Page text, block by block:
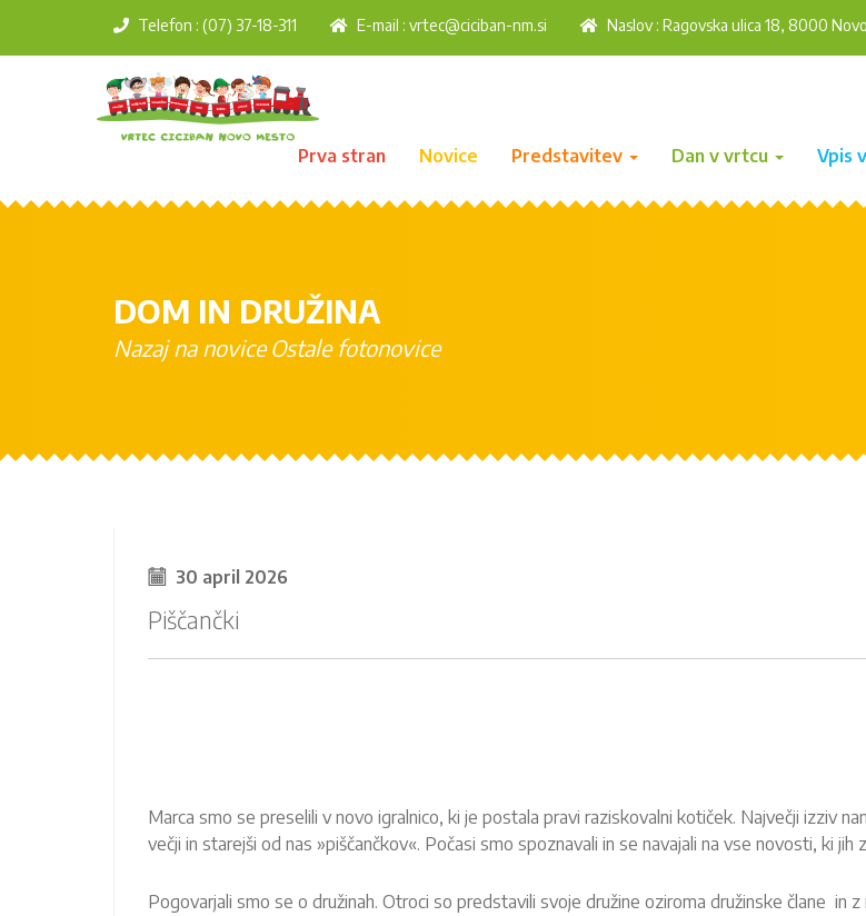
Telefon : (07) 37-18-311 E-mail : vrtec@ciciban-nm.si Naslov : Ragovska ulica 18, 8000
Prva stran Novice Predstavitev Dan v vrtcu Vpis
DOM IN DRUŽINA
Nazaj na novice Ostale fotonovice
30 april 2026
Piščančki
Marca smo se preselili v novo igralnico, ki je postala pravi raziskovalni kotiček. Največji izziv
večji in starejši od nas »piščančkov«. Počasi smo spoznavali in se navajali na vse novosti, ki jih
Pogovarjali smo se o družinah. Otroci so predstavili svoje družine oziroma družinske člane in